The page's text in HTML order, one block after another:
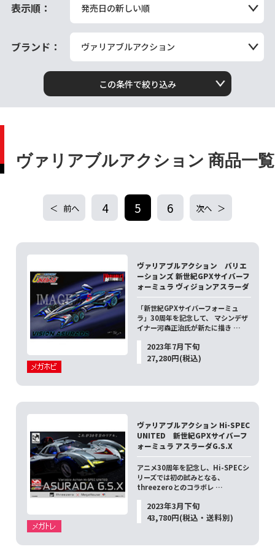
表示順： 発売日の新しい順
ブランド： ヴァリアブルアクション
この条件で絞り込み
ヴァリアブルアクション 商品一覧
前へ 4 5 6 次へ
ヴァリアブルアクション バリエ
ーションズ 新世紀GPXサイバーフ
ォーミュラ ヴィジョンアスラーダ
「新世紀GPXサイバーフォーミュ
ラ」30周年を記念して、 マシンデザ
イナー河森正治氏が新たに描き …
2023年7月下旬
27,280円(税込)
ヴァリアブルアクション Hi-SPEC
UNITED 新世紀GPXサイバーフ
ォーミュラ アスラーダG.S.X
アニメ30周年を記念し、Hi-SPECシ
リーズでは初の試みとなる、
threezeroとのコラボレ …
2023年3月下旬
43,780円(税込・送料別)